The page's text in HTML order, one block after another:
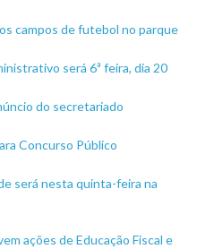
campos de futebol no parque
será 6ª feira, dia 20
do secretariado
Concurso Público
será nesta quinta-feira na
ações de Educação Fiscal e